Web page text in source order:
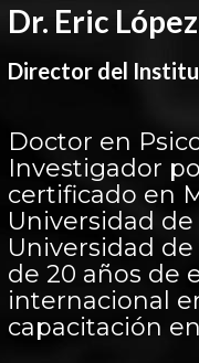
Dr. Eric
Director del
Doctor en
Investigador
certificado en
Universidad
Universidad
de 20 años de
internacional
capacitación